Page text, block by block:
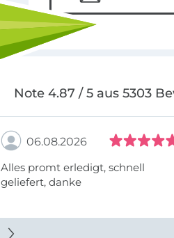
Note 4.87 / 5 aus 5303
06.08.2026
Alles promt erledigt, schnell
geliefert, danke